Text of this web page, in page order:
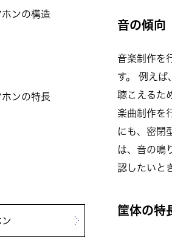
ンの構造
ンの特長
音の傾向
音楽制作を
す。 例えば
聴こえるた
楽曲制作を
にも、密閉
は、音の鳴
認したいと
筐体の特